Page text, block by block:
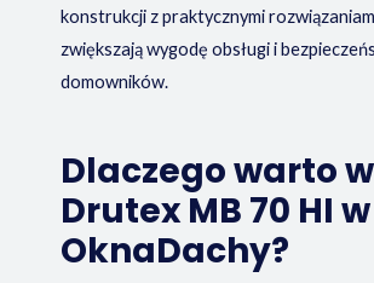
konstrukcji z praktycznymi
zwiększają wygodę obsługi i
domowników.
Dlaczego warto
Drutex MB 70 HI w
OknaDachy?